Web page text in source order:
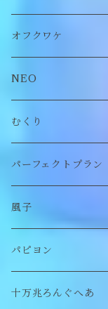
オリジナル
ビスチェ
付け襟
帽子
スヌード
チョーカー/ネックレ
バッグ
バブーシュカ
オフクワケ
トップス
アウター
付け襟
bag/巾着
パンツ
ヘアアクセサリー
NEO
財布
ポーチ
bag/巾着
ピアス/イヤリング
イヤカフ
むくり
リング
ピアス/イヤリング
ブローチ
刺繍キャップ
パーフェクトプラン
ワンピース
トップス
アウター
風子
ぬいぐるみ
刺繍ポーチ
パピヨン
ぬいぐるみ
十万兆ろんぐへあ